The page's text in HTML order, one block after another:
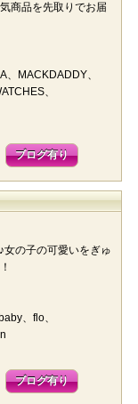
商品を先取りでお届
MACKDADDY、
、
ブログ有り
の子の可愛いをぎゅ
、flo、
ブログ有り